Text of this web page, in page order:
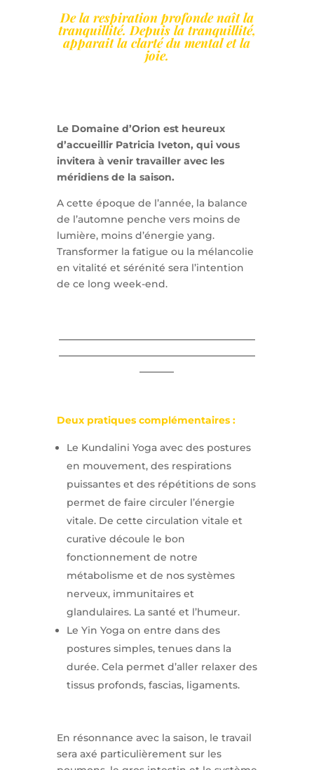
De la respiration profonde naît la
tranquillité. Depuis la tranquillité,
apparait la clarté du mental et la
joie.
Le Domaine d’Orion est heureux
d’accueillir Patricia Iveton, qui vous
invitera à venir travailler avec les
méridiens de la saison.
A cette époque de l’année, la balance
de l’automne penche vers moins de
lumière, moins d’énergie yang.
Transformer la fatigue ou la mélancolie
en vitalité et sérénité sera l’intention
de ce long week-end.
Deux pratiques complémentaires :
Le Kundalini Yoga avec des postures
en mouvement, des respirations
puissantes et des répétitions de sons
permet de faire circuler l’énergie
vitale. De cette circulation vitale et
curative découle le bon
fonctionnement de notre
métabolisme et de nos systèmes
nerveux, immunitaires et
glandulaires. La santé et l’humeur.
Le Yin Yoga on entre dans des
postures simples, tenues dans la
durée. Cela permet d’aller relaxer des
tissus profonds, fascias, ligaments.
En résonnance avec la saison, le travail
sera axé particulièrement sur les